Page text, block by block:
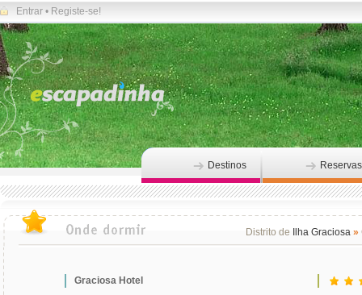
Entrar • Registe-se!
Destinos Reservas
Distrito de Ilha Graciosa »
Graciosa Hotel